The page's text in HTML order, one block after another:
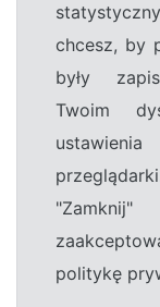
chcesz, by
były
Twoim
politykę